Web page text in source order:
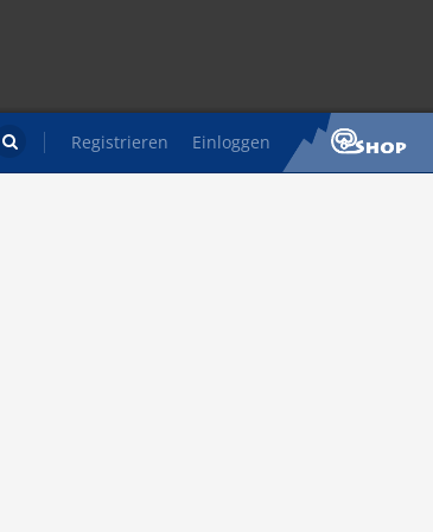
Registrieren Einloggen
